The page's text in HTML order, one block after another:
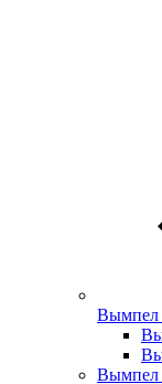
Вымпел
Вымпел